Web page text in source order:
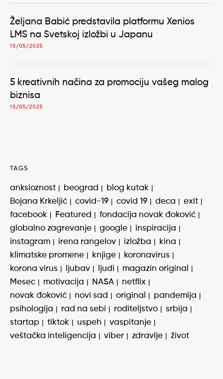
Željana Babić predstavila platformu Xenios
LMS na Svetskoj izložbi u Japanu
15/05/2025
5 kreativnih načina za promociju vašeg malog
biznisa
15/05/2025
TAGS
anksioznost beograd
blog kutak
Bojana Krkeljić
covid-19 covid 19 deca
exit
facebook
Featured
fondacija novak đoković
globalno zagrevanje
google
inspiracija
instagram
irena rangelov izložba
kina
klimatske promene
knjige
koronavirus
korona virus
ljubav ljudi
magazin original
Mesec
motivacija NASA
netflix
novak đoković
novi sad original
pandemija
psihologija
rad na sebi roditeljstvo
srbija
startap
tiktok uspeh
vaspitanje
veštačka inteligencija
viber zdravlje život